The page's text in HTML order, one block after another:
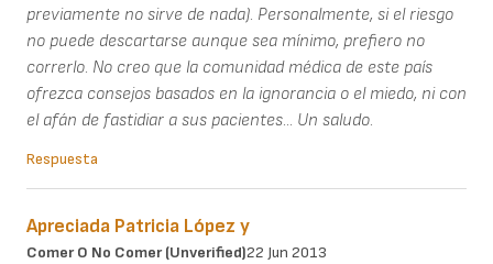
previamente no sirve de nada). Personalmente, si el riesgo
no puede descartarse aunque sea mínimo, prefiero no
correrlo. No creo que la comunidad médica de este país
ofrezca consejos basados en la ignorancia o el miedo, ni con
el afán de fastidiar a sus pacientes... Un saludo.
Respuesta
Apreciada Patricia López y
Comer O No Comer (unverified)22 Jun 2013